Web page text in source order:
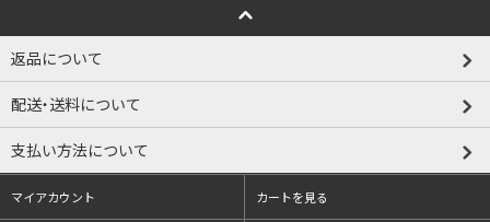
返品について
配送・送料について
支払い方法について
マイアカウント カートを見る